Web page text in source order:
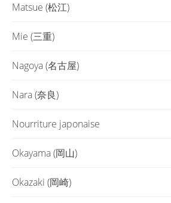
Matsue (松江)
Mie (三重)
Nagoya (名古屋)
Nara (奈良)
Nourriture japonaise
Okayama (岡山)
Okazaki (岡崎)